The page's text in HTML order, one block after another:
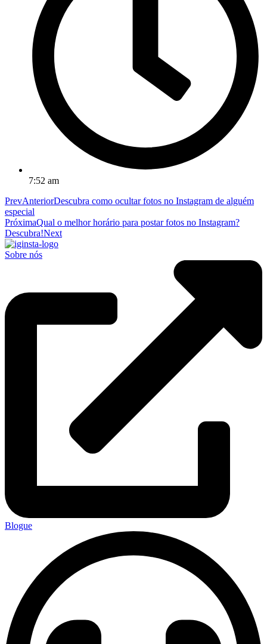
7:52 am
PrevAnteriorDescubra como ocultar fotos no Instagram de alguém
especial
PróximaQual o melhor horário para postar fotos no Instagram?
Descubra!Next
Sobre nós
Blogue